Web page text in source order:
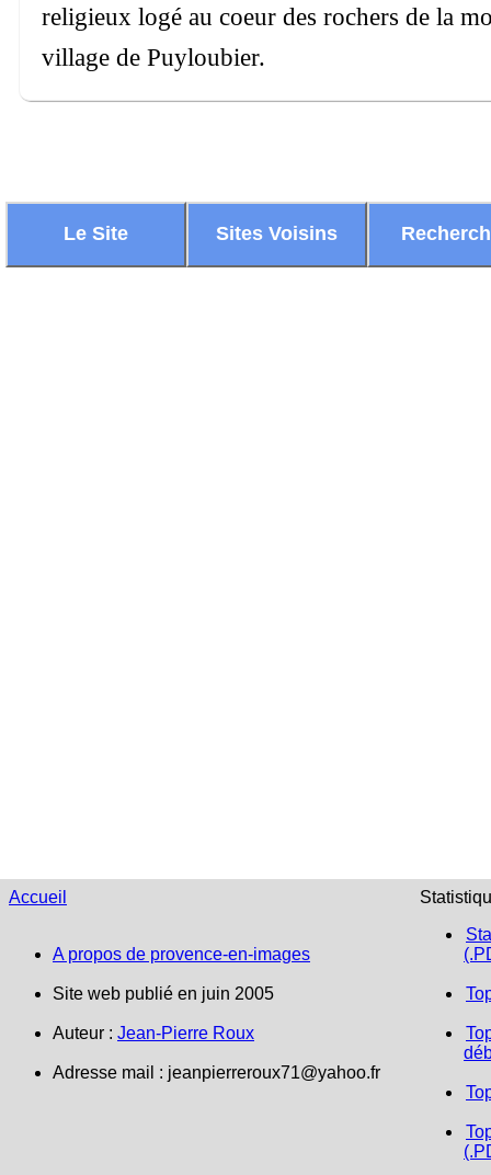
religieux logé au coeur des rochers de la
village de Puyloubier.
Le Site Sites Voisins
Accueil
A propos de provence-en-images
Site web publié en juin 2005
Auteur : Jean-Pierre Roux
Adresse mail : jeanpierreroux71@yahoo.fr